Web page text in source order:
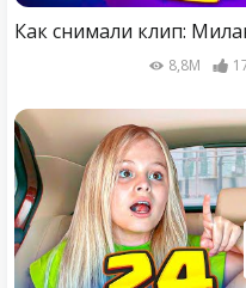
Как снимали клип:
8,8M